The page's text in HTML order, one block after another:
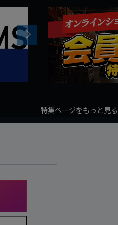
Next
特集ページをもっと見る